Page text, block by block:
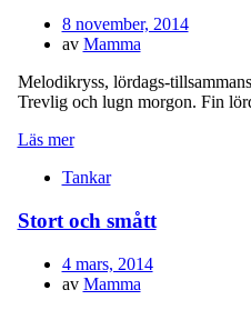
Publicerad
den
8 november, 2014
av Mamma
Melodikryss, lördags-
Trevlig och lugn morgon. Fin
Läs mer
Tankar
Stort och smått
Publicerad
den
4 mars, 2014
av Mamma